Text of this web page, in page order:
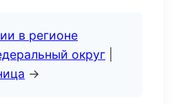
в регионе
округ
→